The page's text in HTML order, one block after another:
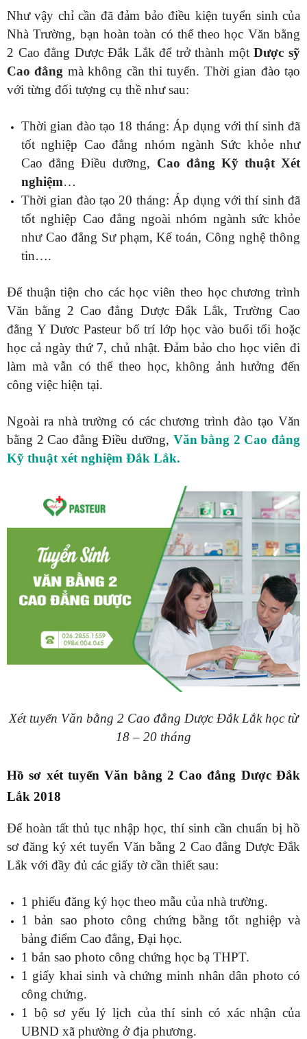
Như vậy chỉ cần đã đảm bảo điều kiện tuyển sinh của
Nhà Trường, bạn hoàn toàn có thể theo học Văn bằng
2 Cao đẳng Dược Đắk Lắk để trở thành mộtDược sỹ
Cao đẳng mà không cần thi tuyển. Thời gian đào tạo
với từng đối tượng cụ thề như sau:
Thời gian đào tạo 18 tháng: Áp dụng với thí sinh đã
tốt nghiệp Cao đẳng nhóm ngành Sức khỏe như
Cao đẳng Điều dưỡng, Cao đẳng Kỹ thuật Xét
nghiệm…
Thời gian đào tạo 20 tháng: Áp dụng với thí sinh đã
tốt nghiệp Cao đẳng ngoài nhóm ngành sức khỏe
như Cao đẳng Sư phạm, Kế toán, Công nghệ thông
tin….
Để thuận tiện cho các học viên theo học chương trình
Văn bằng 2 Cao đẳng Dược Đắk Lắk, Trường Cao
đẳng Y Dươc Pasteur bố trí lớp học vào buổi tối hoặc
học cả ngày thứ 7, chủ nhật. Đảm bảo cho học viên đi
làm mà vẫn có thể theo học, không ảnh hưởng đến
công việc hiện tại.
Ngoài ra nhà trường có các chương trình đào tạo Văn
bằng 2 Cao đẳng Điều dưỡng, Văn bằng 2 Cao đẳng
Kỹ thuật xét nghiệm Đắk Lắk.
Xét tuyển Văn bằng 2 Cao đẳng Dược Đắk Lắk học từ
18 – 20 tháng
Hồ sơ xét tuyển Văn bằng 2 Cao đẳng Dược Đắk
Lắk 2018
Để hoàn tất thủ tục nhập học, thí sinh cần chuẩn bị hồ
sơ đăng ký xét tuyển Văn bằng 2 Cao đẳng Dược Đắk
Lắk với đầy đủ các giấy tờ cần thiết sau:
1 phiếu đăng ký học theo mẫu của nhà trường.
1 bản sao photo công chứng bằng tốt nghiệp và
bảng điểm Cao đẳng, Đại học.
1 bản sao photo công chứng học bạ THPT.
1 giấy khai sinh và chứng minh nhân dân photo có
công chứng.
1 bộ sơ yếu lý lịch của thí sinh có xác nhận của
UBND xã phường ở địa phương.